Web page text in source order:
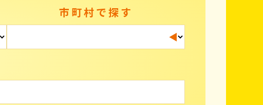
市町村で探す